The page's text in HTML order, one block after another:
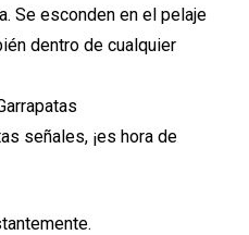
Se esconden en el pelaje
dentro de cualquier
señales, ¡es hora de